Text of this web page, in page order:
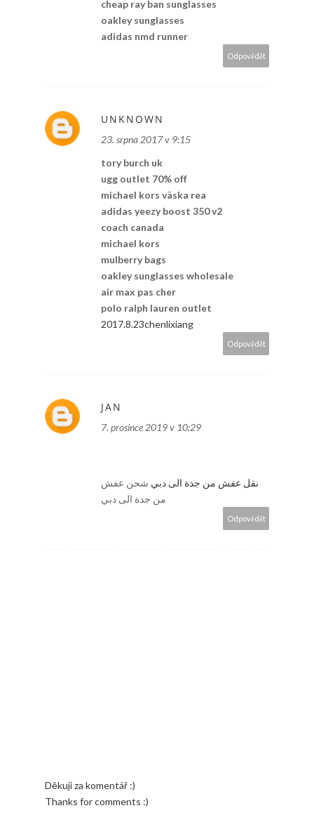
cheap ray ban sunglasses
oakley sunglasses
adidas nmd runner
Odpovědět
UNKNOWN
23. srpna 2017 v 9:15
tory burch uk
ugg outlet 70% off
michael kors väska rea
adidas yeezy boost 350 v2
coach canada
michael kors
mulberry bags
oakley sunglasses wholesale
air max pas cher
polo ralph lauren outlet
2017.8.23chenlixiang
Odpovědět
JAN
7. prosince 2019 v 10:29
نقل عفش من جدة الى دبي شحن عفش
من جدة الى دبي
Odpovědět
Děkuji za komentář :)
Thanks for comments :)